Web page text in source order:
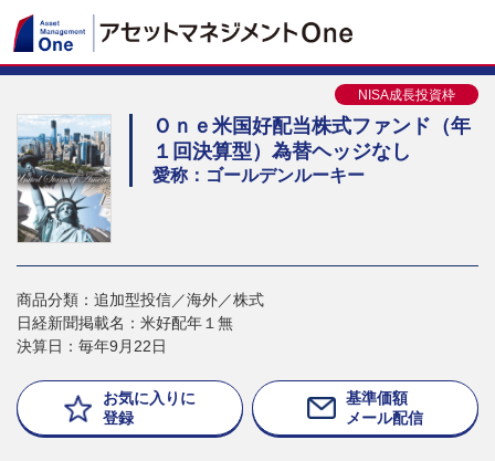
NISA成長投資枠
Ｏｎｅ米国好配当株式ファンド（年
１回決算型）為替ヘッジなし
愛称：ゴールデンルーキー
商品分類：追加型投信／海外／株式
日経新聞掲載名：米好配年１無
決算日：毎年9月22日
お気に入りに
登録
基準価額
メール配信